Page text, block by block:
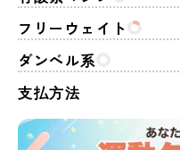
フリーウェイト
ダンベル系
支払方法